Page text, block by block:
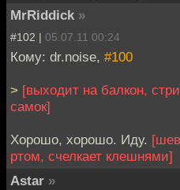
MrRiddick »
#102 | 05.07.11 00:24
Кому: dr.noise, #100
> [выходит на балкон,
самок]
Хорошо, хорошо. Иду.
ртом, счелкает клешнями]
Astar »